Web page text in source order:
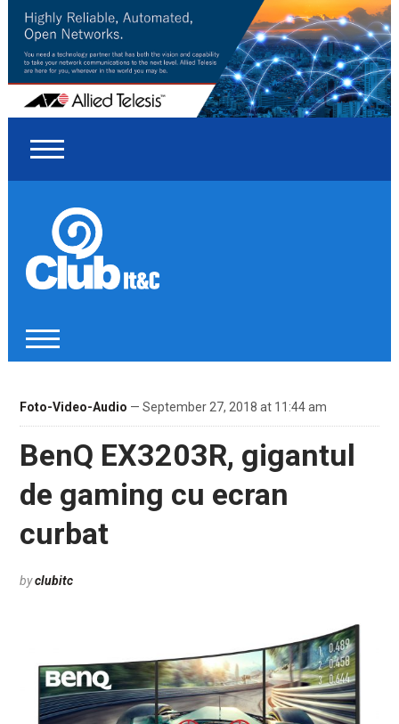
Foto-Video-Audio — September 27, 2018 at 11:44 am
BenQ EX3203R, gigantul
de gaming cu ecran
curbat
byclubitc